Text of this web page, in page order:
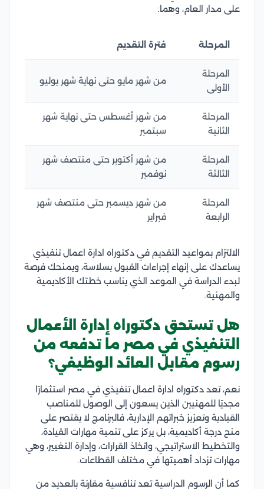
على مدار العام، وهما:
المرحلة فترة التقديم
المرحلة
الأولى
من شهر مايو حتى نهاية شهر يوليو
المرحلة
الثانية
من شهر أغسطس حتى نهاية شهر
سبتمبر
المرحلة
الثالثة
من شهر أكتوبر حتى منتصف شهر
نوفمبر
المرحلة
الرابعة
من شهر ديسمبر حتى منتصف شهر
فبراير
الالتزام بمواعيد التقديم في دكتوراه ادارة اعمال تنفيذي
يساعدك على إنهاء إجراءات القبول بسلاسة، ويمنحك فرصة
لبدء الدراسة في الموعد الذي يناسب خطتك الأكاديمية
والمهنية.
هل تستحق دكتوراه إدارة الأعمال
التنفيذي في مصر ما تدفعه من
رسوم مقابل العائد الوظيفي؟
نعم، تعد دكتوراه ادارة اعمال تنفيذي في مصر استثمارًا
مجديًا للمهنيين الذين يسعون إلى الوصول للمناصب
القيادية وتعزيز خبراتهم الإدارية، فالبرنامج لا يقتصر على
منح درجة أكاديمية، بل يركز على تنمية مهارات القيادة،
والتخطيط الاستراتيجي، واتخاذ القرارات، وإدارة التغيير، وهي
مهارات تزداد أهميتها في مختلف القطاعات.
كما أن الرسوم الدراسية تعد تنافسية مقارنة بالعديد من